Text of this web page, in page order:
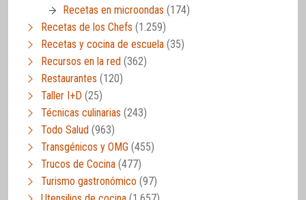
Recetas en microondas (174)
Recetas de los Chefs (1.259)
Recetas y cocina de escuela (35)
Recursos en la red (362)
Restaurantes (120)
Taller I+D (25)
Técnicas culinarias (243)
Todo Salud (963)
Transgénicos y OMG (455)
Trucos de Cocina (477)
Turismo gastronómico (97)